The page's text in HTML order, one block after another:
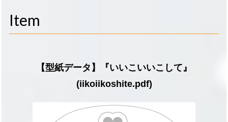
Item
【型紙データ】『いいこいいこして』
(iikoiikoshite.pdf)